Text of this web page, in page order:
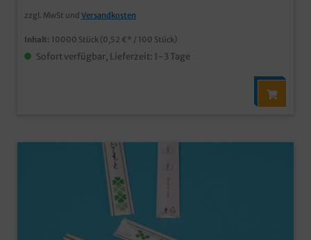
zzgl. MwSt und Versandkosten
Inhalt: 10000 Stück (0,52 €* / 100 Stück)
Sofort verfügbar, Lieferzeit: 1-3 Tage